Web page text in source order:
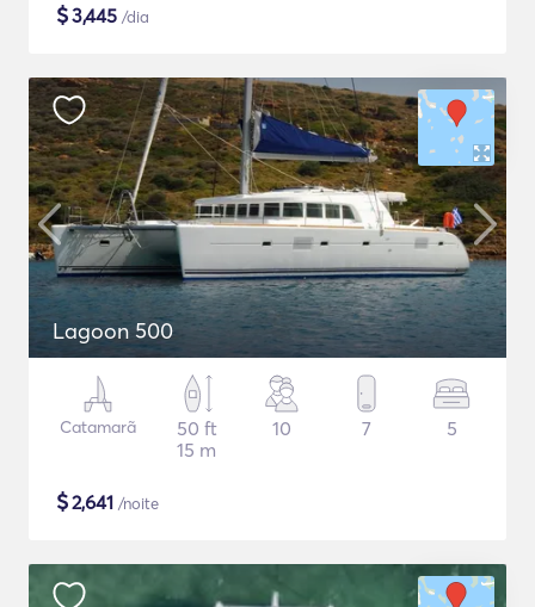
$3,445 /dia
Lagoon 500
Catamarã
50 ft
15 m
10 7 5
$2,641 /noite